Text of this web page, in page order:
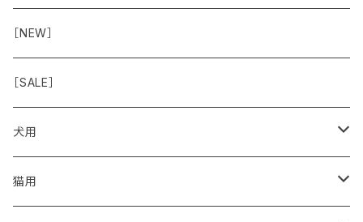
◾️長く楽しむ用
◾️特別なご褒美/嗜好性高
臓-肝腎心膵
免疫力・健康維持
こころ・脳
オーナー雑貨
［NEW］
［SALE］
犬用
フードおやつ
猫用